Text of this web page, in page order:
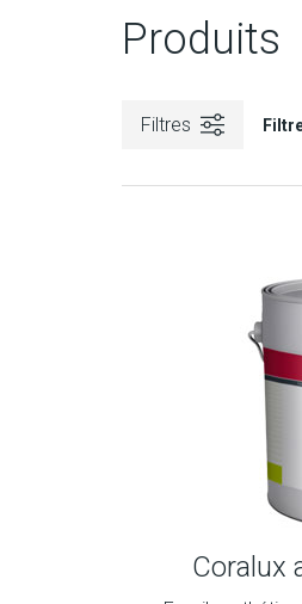
Produits
Filtres
Coralux